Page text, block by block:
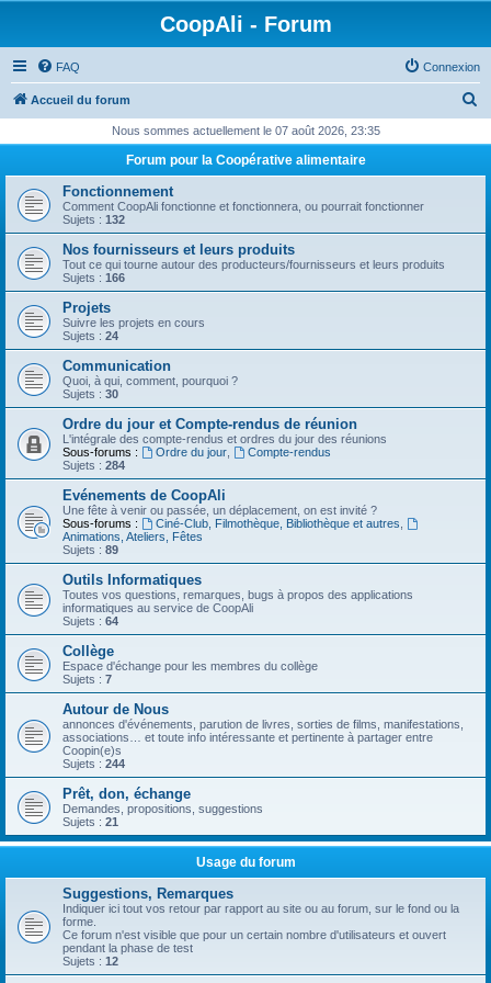
CoopAli - Forum
FAQ Connexion
Accueil du forum
h
r
Nous sommes actuellement le 07 août 2026, 23:35
Forum pour la Coopérative alimentaire
Fonctionnement
Comment CoopAli fonctionne et fonctionnera, ou pourrait fonctionner
Sujets : 132
Nos fournisseurs et leurs produits
Tout ce qui tourne autour des producteurs/fournisseurs et leurs produits
Sujets : 166
Projets
Suivre les projets en cours
Sujets : 24
Communication
Quoi, à qui, comment, pourquoi ?
Sujets : 30
Ordre du jour et Compte-rendus de réunion
L'intégrale des compte-rendus et ordres du jour des réunions
Sous-forums :
Ordre du jour,
Compte-rendus
Sujets : 284
Evénements de CoopAli
Une fête à venir ou passée, un déplacement, on est invité ?
Sous-forums :
Ciné-Club, Filmothèque, Bibliothèque et autres
Animations, Ateliers, Fêtes
Sujets : 89
Outils Informatiques
Toutes vos questions, remarques, bugs à propos des applications
informatiques au service de CoopAli
Sujets : 64
Collège
Espace d'échange pour les membres du collège
Sujets : 7
Autour de Nous
annonces d'événements, parution de livres, sorties de films, manifestations,
associations… et toute info intéressante et pertinente à partager entre
Coopin(e)s
Sujets : 244
Prêt, don, échange
Demandes, propositions, suggestions
Sujets : 21
Usage du forum
Suggestions, Remarques
Indiquer ici tout vos retour par rapport au site ou au forum, sur le fond ou la
forme.
Ce forum n'est visible que pour un certain nombre d'utilisateurs et ouvert
pendant la phase de test
Sujets : 12